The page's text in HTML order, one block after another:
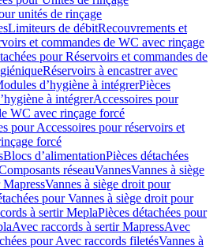
unités de rinçage
Limiteurs de débitRecouvrements et
et commandes de WC avec rinçage
pour Réservoirs et commandes de
Réservoirs à encastrer avec
d’hygiène à intégrerPièces
à intégrerAccessoires pour
WC avec rinçage forcé
pour Accessoires pour réservoirs et
forcé
Blocs d’alimentationPièces détachées
réseauVannesVannes à siège
Vannes à siège droit pour
pour Vannes à siège droit pour
à sertir MeplaPièces détachées pour
Avec raccords à sertir MapressAvec
pour Avec raccords filetésVannes à